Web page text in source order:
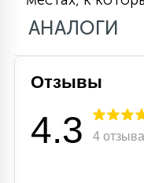
С
АНАЛОГИ
Отзывы
4.3 4